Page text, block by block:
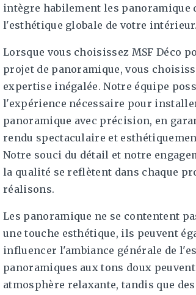
intègre habilement les panoramique
l'esthétique globale de votre intérieur.
Lorsque vous choisissez MSF Déco
projet de panoramique, vous
expertise inégalée. Notre équipe
l'expérience nécessaire pour
panoramique avec précision, en
rendu spectaculaire et
Notre souci du détail et notre
la qualité se reflètent dans chaque
réalisons.
Les panoramique ne se contentent
une touche esthétique, ils peuvent
influencer l'ambiance générale de
panoramiques aux tons doux
atmosphère relaxante, tandis que